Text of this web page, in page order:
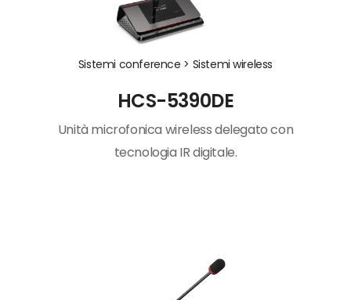
Sistemi conference > Sistemi wireless
HCS-5390DE
Unità microfonica wireless delegato con
tecnologia IR digitale.